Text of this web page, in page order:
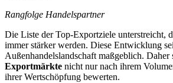
Rangfolge Handelspartner
Die Liste der Top-Exportziele unterstreicht,
immer stärker werden. Diese Entwicklung
Außenhandelslandschaft maßgeblich. Daher
Exportmärkte nicht nur nach ihrem
ihrer Wertschöpfung bewerten.